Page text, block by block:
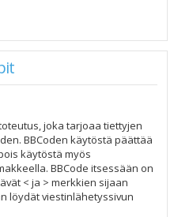
joka tarjoaa tiettyjen
BBCoden käytöstä päättää
käytöstä myös
BBCode itsessään on
< ja > merkkien sijaan
löydät viestinlähetyssivun